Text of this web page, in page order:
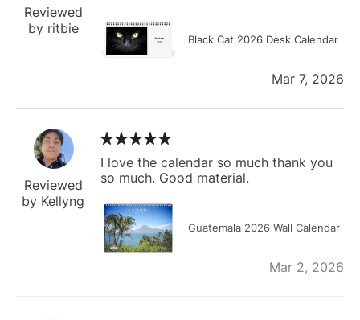
Reviewed
by ritbie
Black Cat 2026 Desk Calendar
Mar 7, 2026
Reviewed
by Kellyng
I love the calendar so much thank you
so much. Good material.
Guatemala 2026 Wall Calendar
Mar 2, 2026